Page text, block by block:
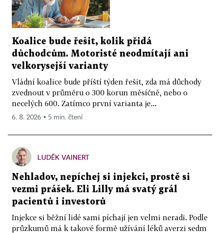
Koalice bude řešit, kolik přidá
důchodcům. Motoristé neodmítají ani
velkorysejší varianty
Vládní koalice bude příští týden řešit, zda má důchody
zvednout v průměru o 300 korun měsíčně, nebo o
necelých 600. Zatímco první varianta je...
6. 8. 2026 ▪ 5 min. čtení
LUDĚK VAINERT
Nehladov, nepíchej si injekci, prostě si
vezmi prášek. Eli Lilly má svatý grál
pacientů i investorů
Injekce si běžní lidé sami píchají jen velmi neradi. Podle
průzkumů má k takové formě užívání léků averzi sedm